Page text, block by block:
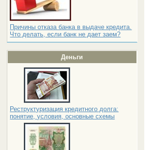
Причины отказа банка в выдаче кредита.
Что делать, если банк не дает заем?
Деньги
Реструктуризация кредитного долга:
понятие, условия, основные схемы